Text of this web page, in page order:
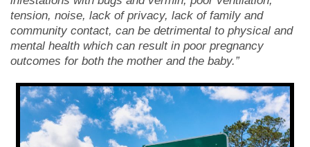
tension, noise, lack of privacy, lack of family and
community contact, can be detrimental to physical and
mental health which can result in poor pregnancy
outcomes for both the mother and the baby.”